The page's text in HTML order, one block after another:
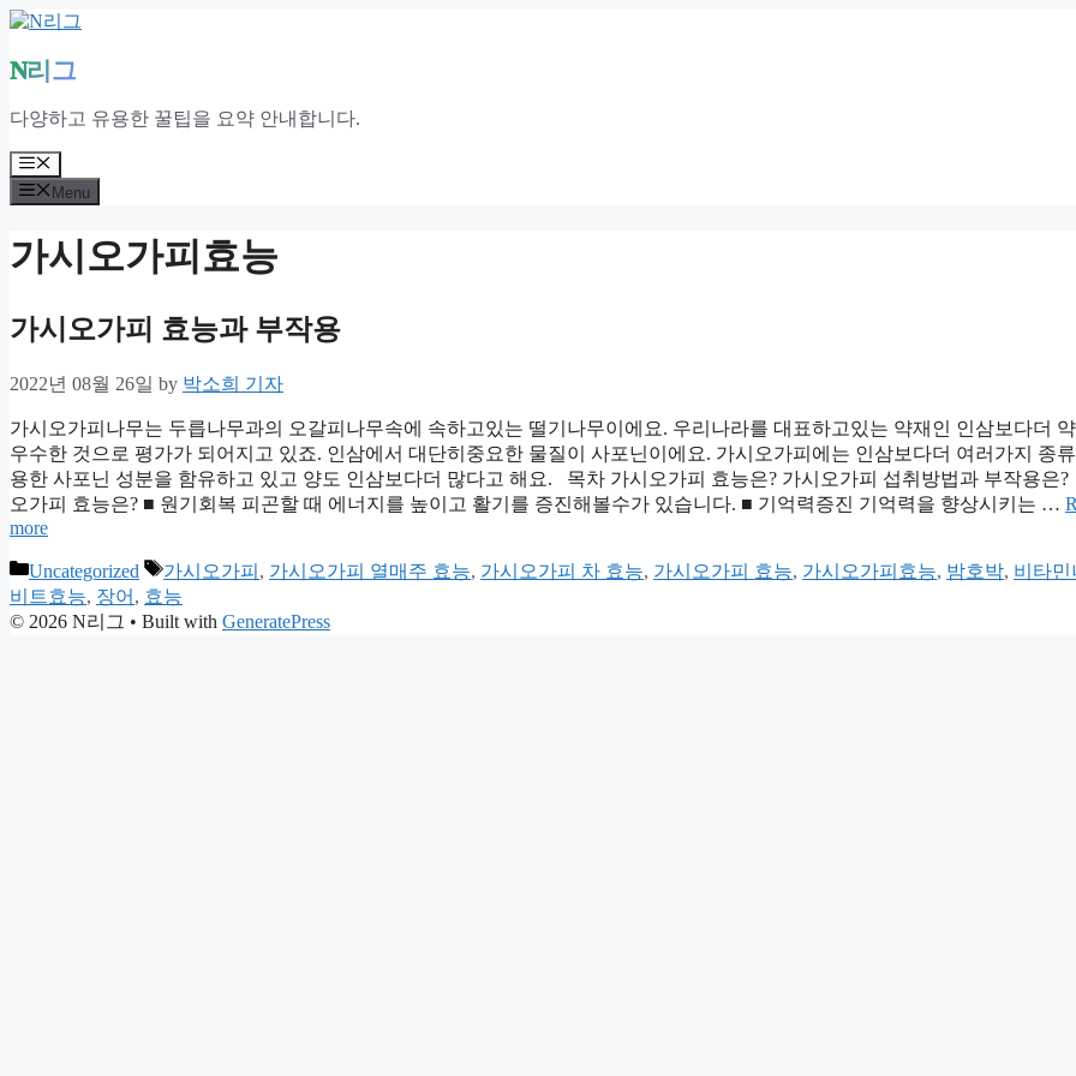
Skip
content
N리그
다양하고 유용한 꿀팁을 요약 안내합니다.
Menu
Menu
가시오가피효능
가시오가피 효능과 부작용
2022년 08월 26일 by 박소희 기자
가시오가피나무는 두릅나무과의 오갈피나무속에 속하고있는 떨기나무이에요. 우리나라를 대표하고있는 약재인 인삼보다더
우수한 것으로 평가가 되어지고 있죠. 인삼에서 대단히중요한 물질이 사포닌이에요. 가시오가피에는 인삼보다더 여러가지 종
용한 사포닌 성분을 함유하고 있고 양도 인삼보다더 많다고 해요. 목차 가시오가피 효능은? 가시오가피 섭취방법과 부작용은
오가피 효능은? ■ 원기회복 피곤할 때 에너지를 높이고 활기를 증진해볼수가 있습니다. ■ 기억력증진 기억력을 향상시키는 …
more
Categories
Uncategorized Tags
가시오가피 , 가시오가피 열매주 효능, 가시오가피 차 효능, 가시오가피 효능, 가시오가피효능, 밤호박, 비타민
비트효능, 장어 , 효능
© 2026 N리그 • Built with GeneratePress